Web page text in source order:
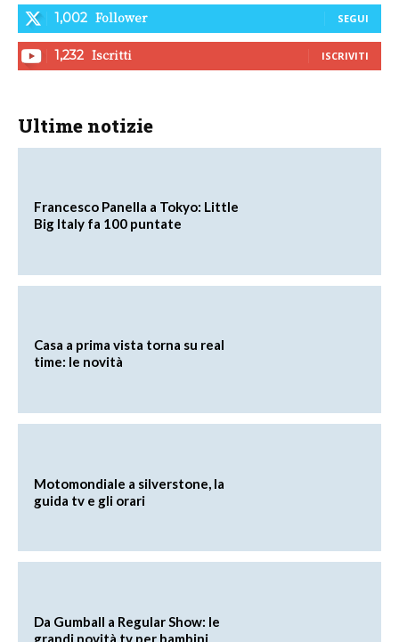
1,002 Follower SEGUI
1,232 Iscritti ISCRIVITI
Ultime notizie
Francesco Panella a Tokyo: Little
Big Italy fa 100 puntate
Casa a prima vista torna su real
time: le novità
Motomondiale a silverstone, la
guida tv e gli orari
Da Gumball a Regular Show: le
grandi novità tv per bambini